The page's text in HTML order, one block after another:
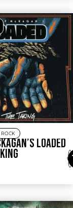
ROCK
LOADED